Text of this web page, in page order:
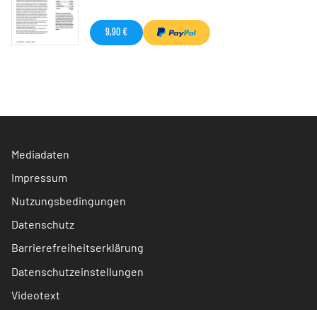
9,90 €
Mediadaten
Impressum
Nutzungsbedingungen
Datenschutz
Barrierefreiheitserklärung
Datenschutzeinstellungen
Videotext